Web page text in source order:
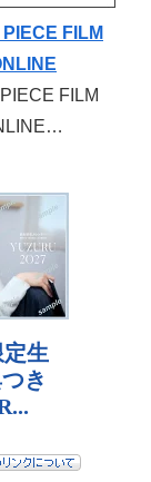
FILM
FILM